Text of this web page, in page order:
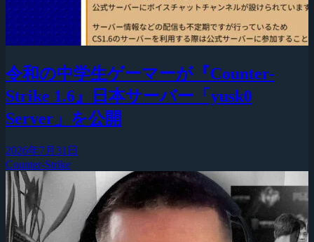
令和の中学生ゲーマーが『Counter-
Strike 1.6』日本サーバー「yusk0
Server」を公開
2026年7月31日
Counter-Strike